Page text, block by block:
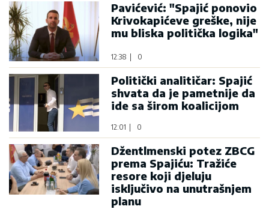
Pavićević: "Spajić ponovio
Krivokapićeve greške, nije
mu bliska politička logika"
12:38 0
Politički analitičar: Spajić
shvata da je pametnije da
ide sa širom koalicijom
12:01 0
Džentlmenski potez ZBCG
prema Spajiću: Tražiće
resore koji djeluju
isključivo na unutrašnjem
planu